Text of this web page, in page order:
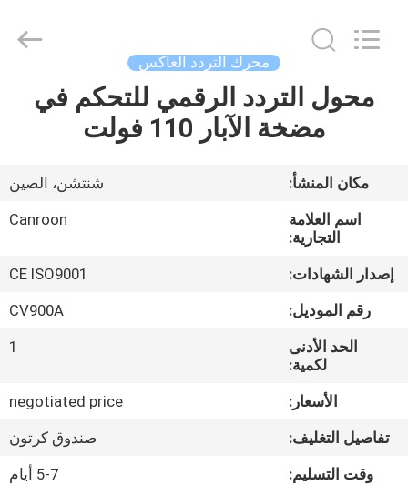
منزل
حول
جولة
ضبط
الجودة
Appliances
محرك التردد العاكس
محول التردد الرقمي للتحكم في
مضخة الآبار 110 فولت
مكان المنشأ:
شنتشن، الصين
اسم العلامة
التجارية:
Canroon
إصدار الشهادات:
CE ISO9001
رقم الموديل:
CV900A
الحد الأدنى
لكمية:
1
الأسعار:
negotiated price
تفاصيل التغليف:
صندوق كرتون
وقت التسليم:
5-7 أيام